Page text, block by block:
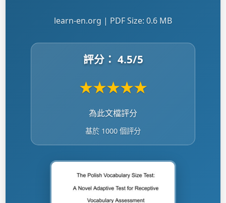
learn-en.org | PDF Size: 0.6 MB
評分： 4.5/5
★★★★★
為此文檔評分
基於 1000 個評分